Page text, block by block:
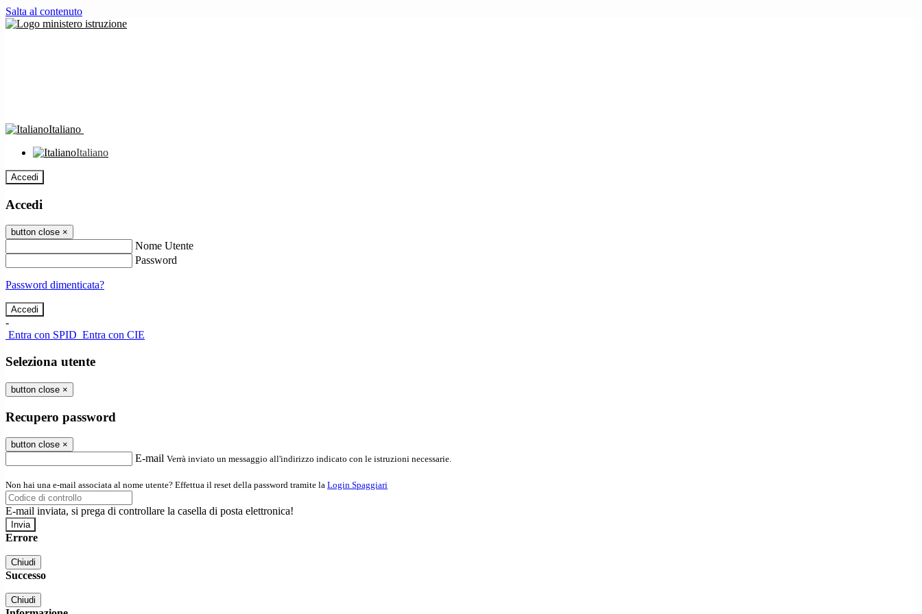
Salta al contenuto
Italiano
Italiano
Accedi
Accedi
button close ×
Nome Utente
Password
Password dimenticata?
-
Entra con SPID Entra con CIE
Seleziona utente
button close ×
Recupero password
button close ×
E-mail Verrà inviato un messaggio all'indirizzo indicato con le istruzioni necessarie.
Non hai una e-mail associata al nome utente? Effettua il reset della password tramite la Login Spaggiari
E-mail inviata, si prega di controllare la casella di posta elettronica!
Errore
Chiudi
Successo
Chiudi